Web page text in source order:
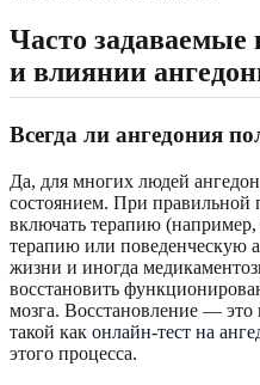
Часто
и влиянии
Всегда ли ангедония
Да, для многих людей
состоянием. При правильной
включать терапию
терапию или поведенческую
жизни и иногда
восстановить
мозга. Восстановление —
такой как онлайн-тест на
этого процесса.